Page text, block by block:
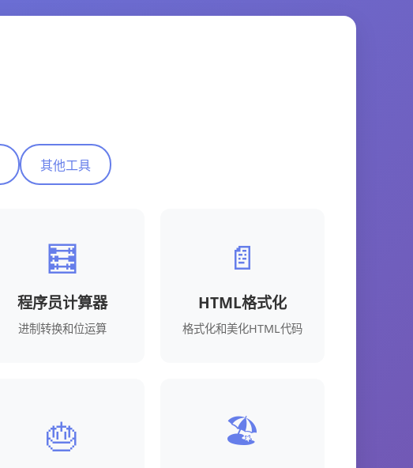
其他工具
🧮
程序员计算器
进制转换和位运算
📄
HTML格式化
格式化和美化HTML代码
🎂 🏖️